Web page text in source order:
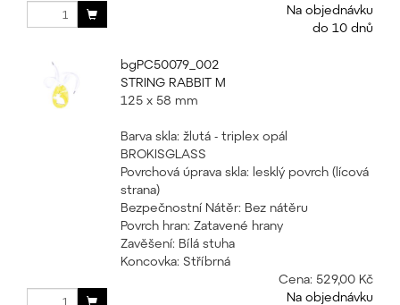
Na objednávku
do 10 dnů
bgPC50079_002
STRING RABBIT M
125 x 58 mm
Barva skla: žlutá - triplex opál
BROKISGLASS
Povrchová úprava skla: lesklý povrch (lícová
strana)
Bezpečnostní Nátěr: Bez nátěru
Povrch hran: Zatavené hrany
Zavěšení: Bílá stuha
Koncovka: Stříbrná
Cena: 529,00 Kč
Na objednávku